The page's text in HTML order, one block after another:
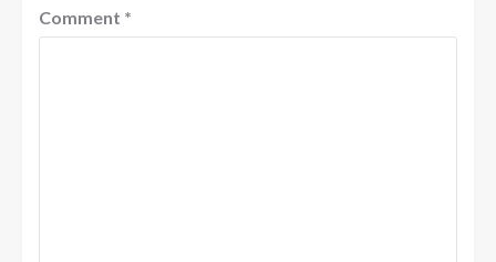
Comment *